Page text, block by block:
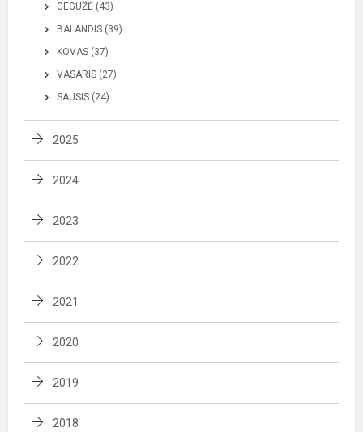
GEGUŽĖ (43)
BALANDIS (39)
KOVAS (37)
VASARIS (27)
SAUSIS (24)
2025
2024
2023
2022
2021
2020
2019
2018